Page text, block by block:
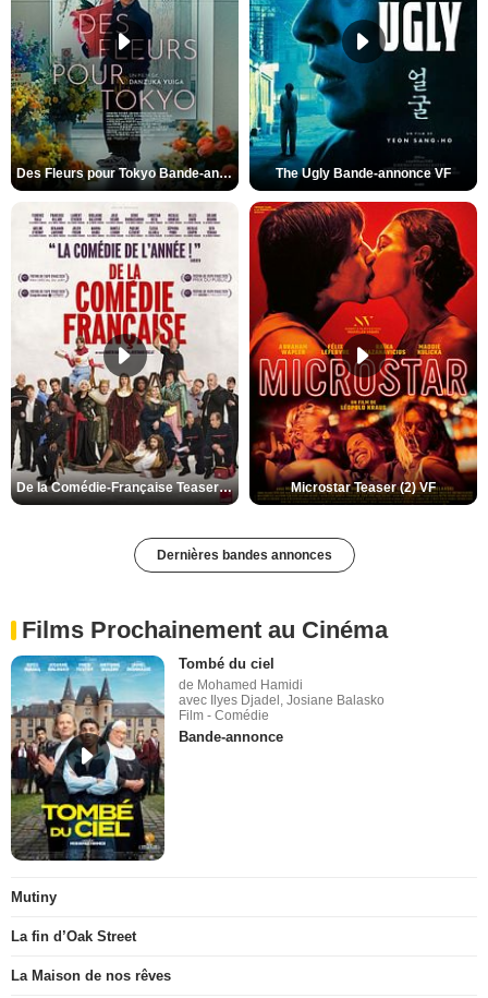
Des Fleurs pour Tokyo Bande-annonce VO STFR The Ugly Bande-annonce VF
De la Comédie-Française Teaser (3) VF Microstar Teaser (2) VF
Dernières bandes annonces
Films Prochainement au Cinéma
Tombé du ciel
de Mohamed Hamidi
avec Ilyes Djadel, Josiane Balasko
Film - Comédie
Bande-annonce
Mutiny
La fin d’Oak Street
La Maison de nos rêves